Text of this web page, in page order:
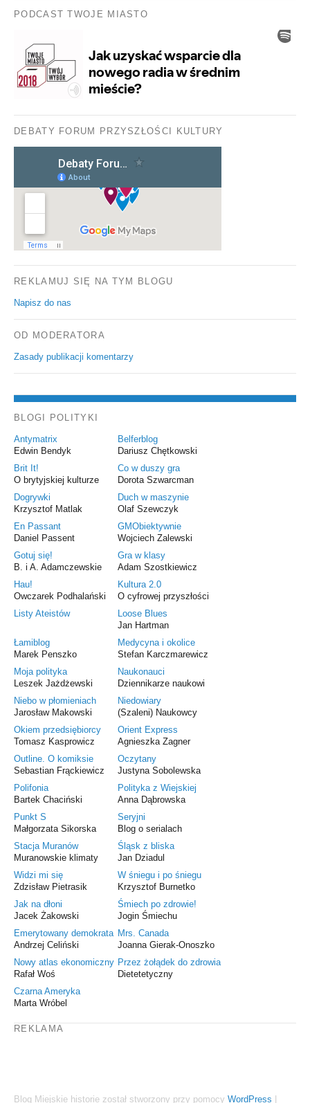
PODCAST TWOJE MIASTO
DEBATY FORUM PRZYSZŁOŚCI KULTURY
REKLAMUJ SIĘ NA TYM BLOGU
Napisz do nas
OD MODERATORA
Zasady publikacji komentarzy
BLOGI POLITYKI
Antymatrix
Edwin Bendyk
Belferblog
Dariusz Chętkowski
Brit It!
O brytyjskiej kulturze
Co w duszy gra
Dorota Szwarcman
Dogrywki
Krzysztof Matlak
Duch w maszynie
Olaf Szewczyk
En Passant
Daniel Passent
GMObiektywnie
Wojciech Zalewski
Gotuj się!
B. i A. Adamczewskie
Gra w klasy
Adam Szostkiewicz
Hau!
Owczarek Podhalański
Kultura 2.0
O cyfrowej przyszłości
Listy Ateistów
Loose Blues
Jan Hartman
Łamiblog
Marek Penszko
Medycyna i okolice
Stefan Karczmarewicz
Moja polityka
Leszek Jażdżewski
Naukonauci
Dziennikarze naukowi
Niebo w płomieniach
Jarosław Makowski
Niedowiary
(Szaleni) Naukowcy
Okiem przedsiębiorcy
Tomasz Kasprowicz
Orient Express
Agnieszka Zagner
Outline. O komiksie
Sebastian Frąckiewicz
Oczytany
Justyna Sobolewska
Polifonia
Bartek Chaciński
Polityka z Wiejskiej
Anna Dąbrowska
Punkt S
Małgorzata Sikorska
Seryjni
Blog o serialach
Stacja Muranów
Muranowskie klimaty
Śląsk z bliska
Jan Dziadul
Widzi mi się
Zdzisław Pietrasik
W śniegu i po śniegu
Krzysztof Burnetko
Jak na dłoni
Jacek Żakowski
Śmiech po zdrowie!
Jogin Śmiechu
Emerytowany demokrata
Andrzej Celiński
Mrs. Canada
Joanna Gierak-Onoszko
Nowy atlas ekonomiczny
Rafał Woś
Przez żołądek do zdrowia
Dietetetyczny
Czarna Ameryka
Marta Wróbel
REKLAMA
Blog Miejskie historie został stworzony przy pomocy WordPress |